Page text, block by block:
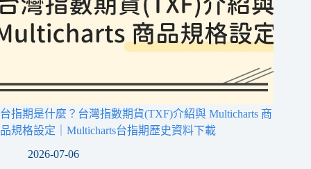
台指期是什麼？台灣指數期貨(TXF)介紹與 Multicharts 商
品規格設定｜Multicharts台指期歷史資料下載
2026-07-06